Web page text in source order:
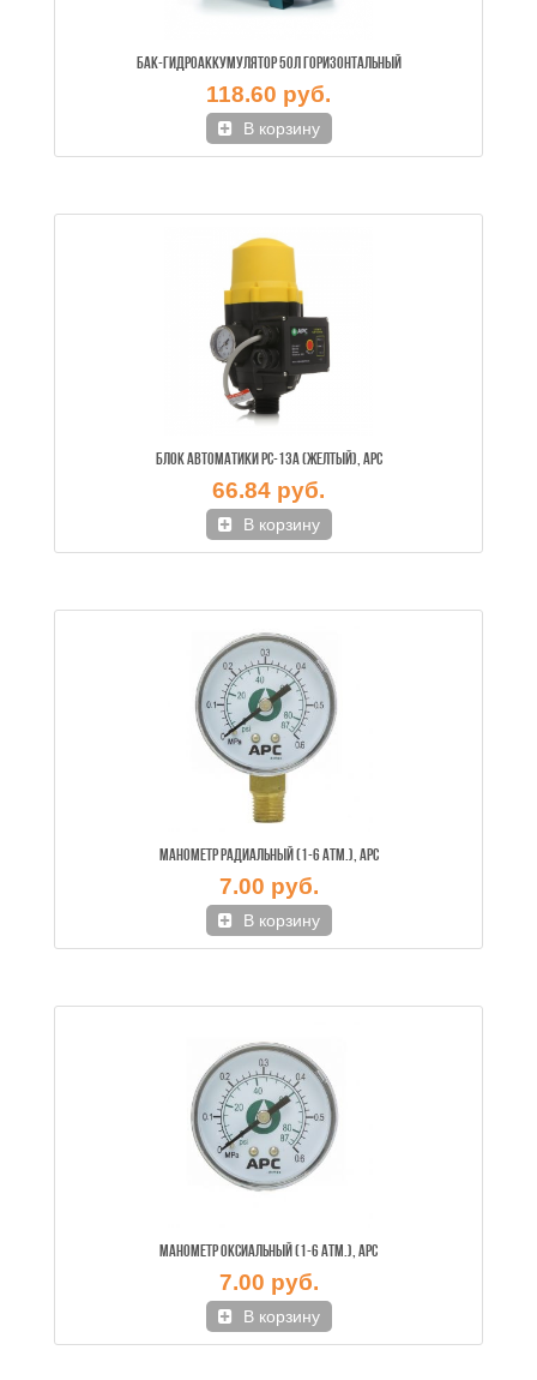
БАК-ГИДРОАККУМУЛЯТОР 50Л ГОРИЗОНТАЛЬНЫЙ
118.60 руб.
В корзину
БЛОК АВТОМАТИКИ PC-13А (ЖЕЛТЫЙ), APC
66.84 руб.
В корзину
МАНОМЕТР РАДИАЛЬНЫЙ (1-6 АТМ.), АРС
7.00 руб.
В корзину
МАНОМЕТР ОКСИАЛЬНЫЙ (1-6 АТМ.), АРС
7.00 руб.
В корзину